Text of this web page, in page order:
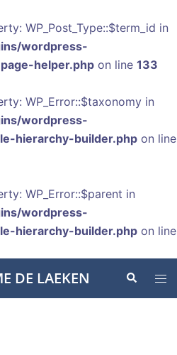
WP_Post_Type::$term_id in
wordpress-
helper.php on line 133
WP_Error::$taxonomy in
wordpress-
hierarchy-builder.php on line
WP_Error::$parent in
wordpress-
hierarchy-builder.php on line
DE LAEKEN
le